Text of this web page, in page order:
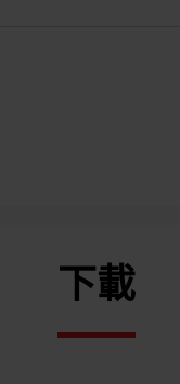
下載